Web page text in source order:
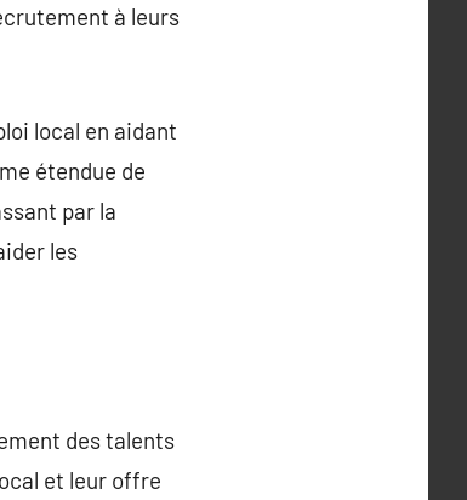
à leurs
local en aidant
étendue de
par la
les
des talents
et leur offre